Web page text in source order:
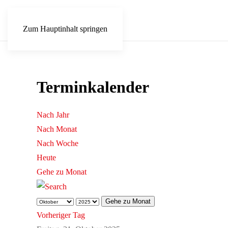
Zum Hauptinhalt springen
Terminkalender
Nach Jahr
Nach Monat
Nach Woche
Heute
Gehe zu Monat
Gehe zu Monat
Vorheriger Tag